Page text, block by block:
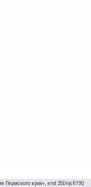
края», erid:2SDnjcfi73Q